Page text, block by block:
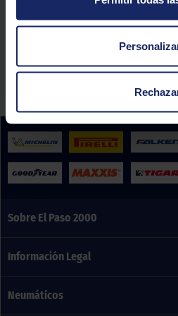
Promoción válida del 26/10/2020 hasta el 31/
neumáticos de la marca Roadx en
legales de esta promociónaquí.
Sobre El Paso 2000
Información Legal
Neumáticos